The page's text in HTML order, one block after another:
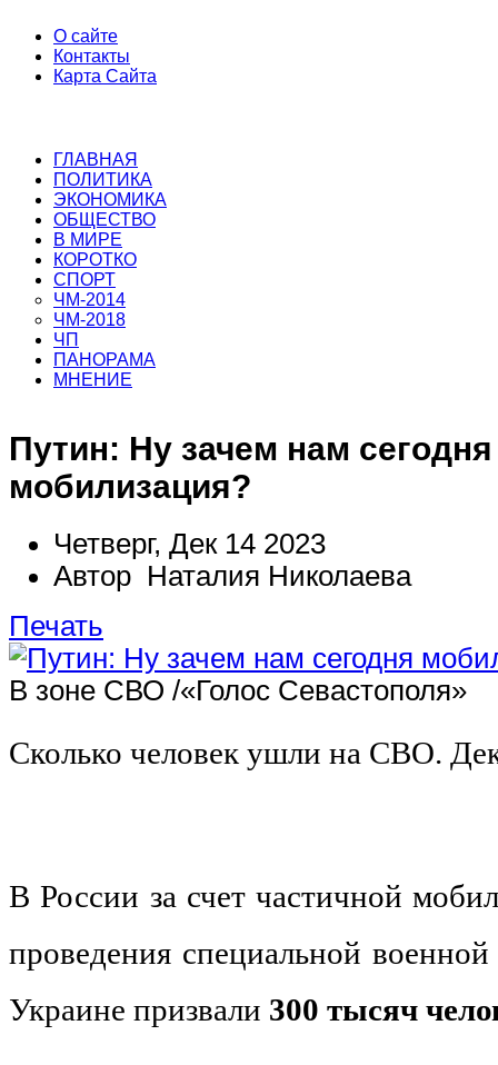
О сайте
Контакты
Карта Сайта
ГЛАВНАЯ
ПОЛИТИКА
ЭКОНОМИКА
ОБЩЕСТВО
В МИРЕ
КОРОТКО
СПОРТ
ЧМ-2014
ЧМ-2018
ЧП
ПАНОРАМА
МНЕНИЕ
Путин: Ну зачем нам сегодня
мобилизация?
Четверг, Дек 14 2023
Автор Наталия Николаева
Печать
В зоне СВО /«Голос Севастополя»
Сколько человек ушли на СВО.
В России за счет частичной
проведения специальной
Украине призвали 300 тысяч